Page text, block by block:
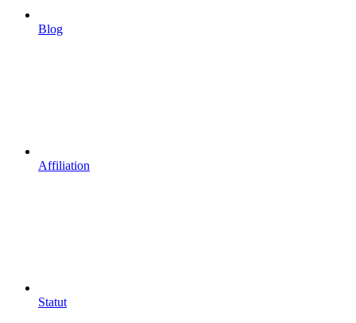
Blog
Affiliation
Statut